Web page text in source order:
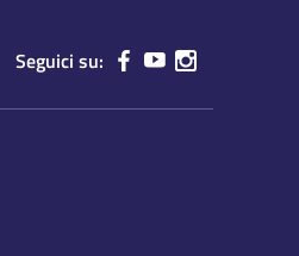
Seguici su: